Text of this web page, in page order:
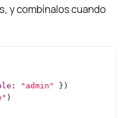
y combínalos cuando
: "admin"